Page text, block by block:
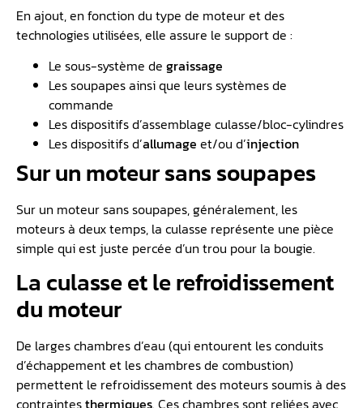
En ajout, en fonction du type de moteur et des
technologies utilisées, elle assure le support de :
Le sous-système de graissage
Les soupapes ainsi que leurs systèmes de
commande
Les dispositifs d’assemblage culasse/bloc-cylindres
Les dispositifs d’allumage et/ou d’injection
Sur un moteur sans soupapes
Sur un moteur sans soupapes, généralement, les
moteurs à deux temps, la culasse représente une pièce
simple qui est juste percée d’un trou pour la bougie.
La culasse et le refroidissement
du moteur
De larges chambres d’eau (qui entourent les conduits
d’échappement et les chambres de combustion)
permettent le refroidissement des moteurs soumis à des